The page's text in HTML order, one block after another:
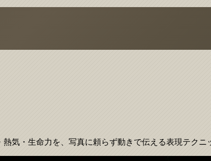
気・生命力を、写真に頼らず動きで伝える表現テクニ